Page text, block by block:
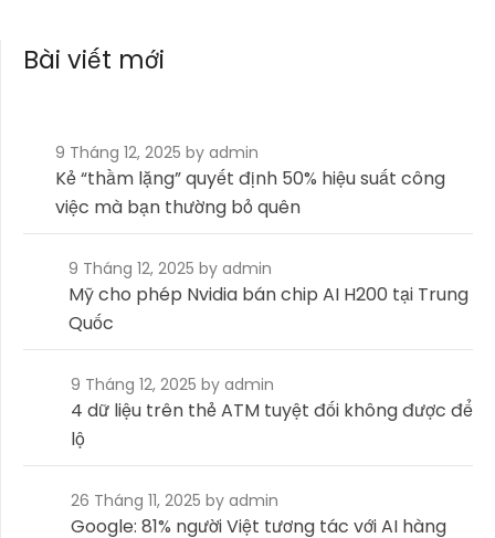
Bài viết mới
9 Tháng 12, 2025by admin
Kẻ “thầm lặng” quyết định 50% hiệu suất công
việc mà bạn thường bỏ quên
9 Tháng 12, 2025 by admin
Mỹ cho phép Nvidia bán chip AI H200 tại Trung
Quốc
9 Tháng 12, 2025 by admin
4 dữ liệu trên thẻ ATM tuyệt đối không được để
lộ
26 Tháng 11, 2025 by admin
Google: 81% người Việt tương tác với AI hàng